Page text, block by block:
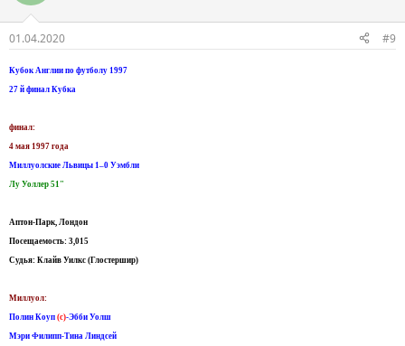
01.04.2020 #9
Кубок Англии по футболу 1997
27 й финал Кубка
финал:
4 мая 1997 года
Миллуолские Львицы 1–0 Уэмбли
Лу Уоллер 51"
Аптон-Парк, Лондон
Посещаемость: 3,015
Судья: Клайв Уилкс (Глостершир)
Миллуол:
Полин Коуп (c)-Эбби Уолш
Мэри Филипп-Тина Линдсей